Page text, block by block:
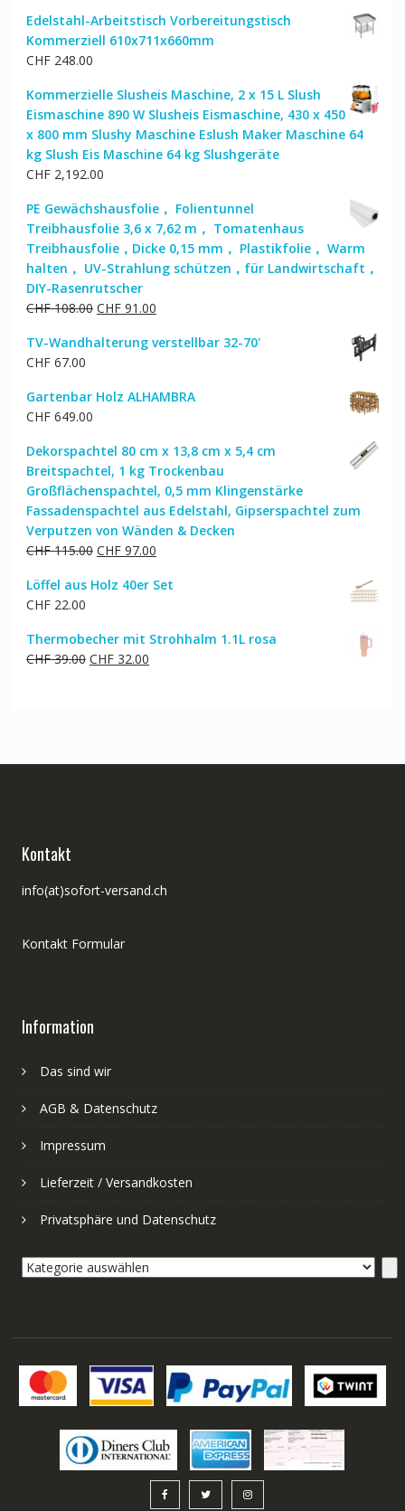
Edelstahl-Arbeitstisch Vorbereitungstisch
Kommerziell 610x711x660mm
CHF248.00
Kommerzielle Slusheis Maschine, 2 x 15 L Slush
Eismaschine 890 W Slusheis Eismaschine, 430 x 450
x 800 mm Slushy Maschine Eslush Maker Maschine 64
kg Slush Eis Maschine 64 kg Slushgeräte
CHF2,192.00
PE Gewächshausfolie， Folientunnel
Treibhausfolie 3,6 x 7,62 m， Tomatenhaus
Treibhausfolie，Dicke 0,15 mm， Plastikfolie， Warm
halten， UV-Strahlung schützen，für Landwirtschaft，
DIY-Rasenrutscher
CHF108.00 Ursprünglicher
war:
CHF91.00Aktueller
ist:
TV-Wandhalterung verstellbar 32-70'
CHF67.00
Gartenbar Holz ALHAMBRA
CHF649.00
Dekorspachtel 80 cm x 13,8 cm x 5,4 cm
Breitspachtel, 1 kg Trockenbau
Großflächenspachtel, 0,5 mm Klingenstärke
Fassadenspachtel aus Edelstahl, Gipserspachtel zum
Verputzen von Wänden & Decken
CHF115.00 Ursprünglicher
war:
CHF97.00Aktueller
ist:
Löffel aus Holz 40er Set
CHF22.00
Thermobecher mit Strohhalm 1.1L rosa
CHF39.00 Ursprünglicher
CHF32.00Aktueller
Kontakt
info(at)sofort-versand.ch
Kontakt Formular
Information
Das sind wir
AGB & Datenschutz
Impressum
Lieferzeit / Versandkosten
Privatsphäre und Datenschutz
Kategorie